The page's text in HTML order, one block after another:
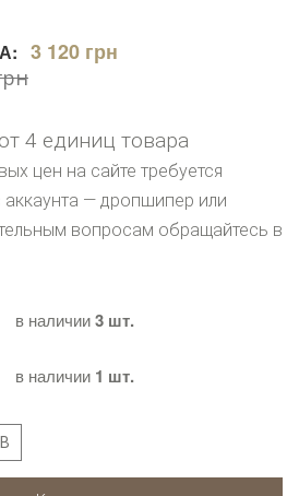
3 120 грн
4 единиц товара
цен на сайте требуется
аккаунта — дропшипер или
вопросам обращайтесь в
в наличии3 шт.
в наличии 1 шт.